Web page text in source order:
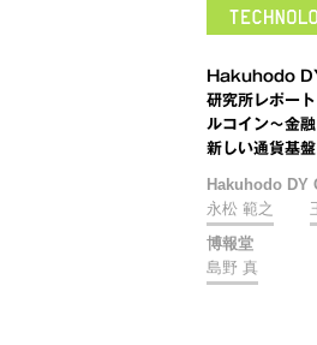
Hakuhodo
研究所レポー
ルコイン～金
新しい通貨基
Hakuhodo DY
永松 範之
博報堂
島野 真